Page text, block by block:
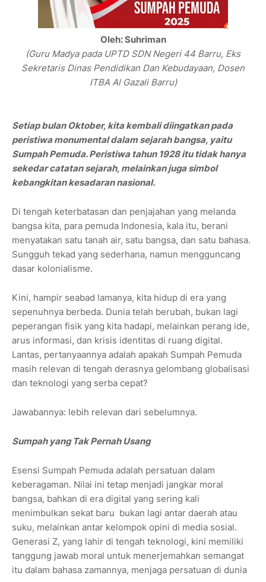
Oleh: Suhriman
(Guru Madya pada UPTD SDN Negeri 44 Barru, Eks
Sekretaris Dinas Pendidikan Dan Kebudayaan, Dosen
ITBA Al Gazali Barru)
Setiap bulan Oktober, kita kembali diingatkan pada
peristiwa monumental dalam sejarah bangsa, yaitu
Sumpah Pemuda. Peristiwa tahun 1928 itu tidak hanya
sekedar catatan sejarah, melainkan juga simbol
kebangkitan kesadaran nasional.
Di tengah keterbatasan dan penjajahan yang melanda
bangsa kita, para pemuda Indonesia, kala itu, berani
menyatakan satu tanah air, satu bangsa, dan satu bahasa.
Sungguh tekad yang sederhana, namun mengguncang
dasar kolonialisme.
Kini, hampir seabad lamanya, kita hidup di era yang
sepenuhnya berbeda. Dunia telah berubah, bukan lagi
peperangan fisik yang kita hadapi, melainkan perang ide,
arus informasi, dan krisis identitas di ruang digital.
Lantas, pertanyaannya adalah apakah Sumpah Pemuda
masih relevan di tengah derasnya gelombang globalisasi
dan teknologi yang serba cepat?
Jawabannya: lebih relevan dari sebelumnya.
Sumpah yang Tak Pernah Usang
Esensi Sumpah Pemuda adalah persatuan dalam
keberagaman. Nilai ini tetap menjadi jangkar moral
bangsa, bahkan di era digital yang sering kali
menimbulkan sekat baru bukan lagi antar daerah atau
suku, melainkan antar kelompok opini di media sosial.
Generasi Z, yang lahir di tengah teknologi, kini memiliki
tanggung jawab moral untuk menerjemahkan semangat
itu dalam bahasa zamannya, menjaga persatuan di dunia